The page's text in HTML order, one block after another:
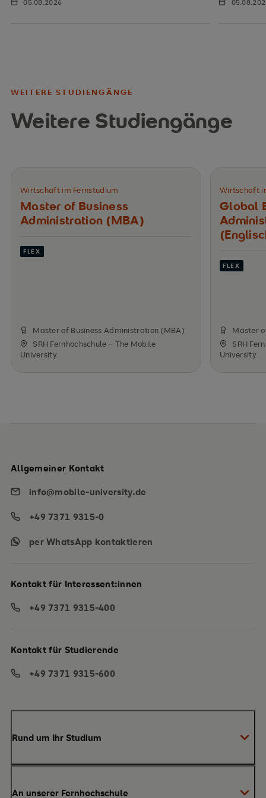
05.08.2026
WEITERE STUDIENGÄNGE
Weitere Studiengänge
Wirtschaft im Fernstudium
Master of Business
Administration (MBA)
FLEX
Master of Business Administration (MBA)
SRH Fernhochschule – The Mobile
University
Wirtschaft
Global
FLEX
Master
SRH
University
Rund um Ihr Studium
An unserer Fernhochschule
Allgemeiner Kontakt
info@mobile-university.de
+49 7371 9315-0
per WhatsApp kontaktieren
Kontakt für Interessent:innen
+49 7371 9315-400
Kontakt für Studierende
+49 7371 9315-600